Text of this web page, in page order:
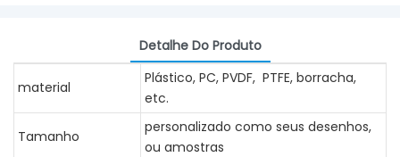
Detalhe Do Produto
material
Plástico, PC, PVDF, PTFE, borracha,
etc.
Tamanho
personalizado como seus desenhos,
ou amostras